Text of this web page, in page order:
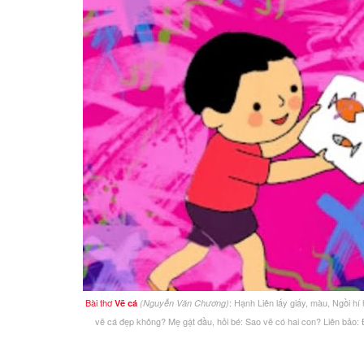
Bài thơVẽ cá (Nguyễn Văn Chương): Hạnh Liên lấy giấy, màu, Ngồi
vẽ cá đẹp không? Mẹ gật đầu, hỏi bé: Sao vẽ có hai con? Liên